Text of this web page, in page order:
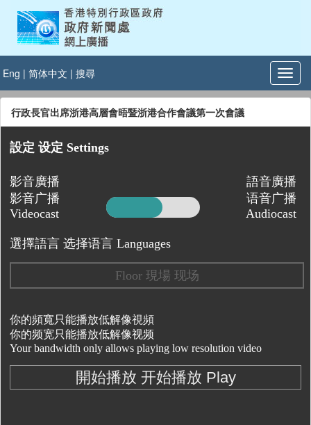
Eng | 简体中文 | 搜尋
行政長官出席浙港高層會晤暨浙港合作會議第一次會議